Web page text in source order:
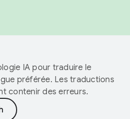
IA pour traduire le
préférée. Les traductions
contenir des erreurs.